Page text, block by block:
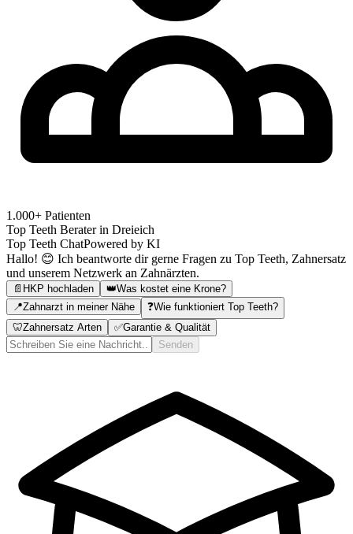
1.000+ Patienten
Top Teeth Berater in Dreieich
Top Teeth ChatPowered by KI
Hallo! 😊 Ich beantworte dir gerne Fragen zu Top Teeth, Zahnersatz
und unserem Netzwerk an Zahnärzten.
📄 HKP hochladen 👑Was kostet eine Krone?
📍Zahnarzt in meiner Nähe ❓Wie funktioniert Top Teeth?
🦷Zahnersatz Arten ✅Garantie & Qualität
Senden